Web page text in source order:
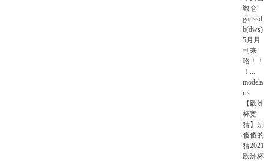
数仓
gaussd
b(dws)
5月月
刊来
咯！！
！ ...
modela
rts
【欧洲
杯竞
猜】别
傻傻的
猜2021
欧洲杯